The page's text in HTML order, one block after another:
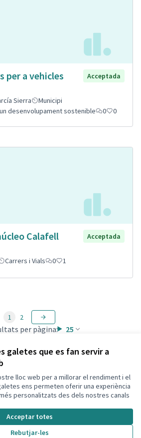
galetes que es fan servir a
lloc web per a millorar el rendiment i el
ens permeten oferir una experiència
personalitzats des dels nostres canals
Acceptar totes
Rebutjar-les
per a vehicles
Acceptada
Sierra
Municipi
desenvolupament sostenible
0 0
Calafell
Acceptada
Carrers i Vials 0 1
per pàgina: 25
1 2
a YouTube
a GitHub